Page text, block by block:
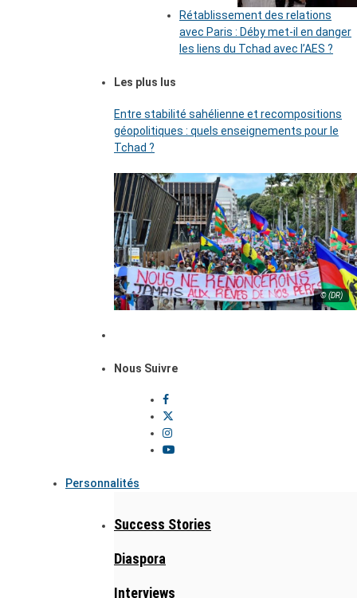
Rétablissement des relations
avec Paris : Déby met-il en danger
les liens du Tchad avec l’AES ?
Les plus lus
Entre stabilité sahélienne et recompositions
géopolitiques : quels enseignements pour le
Tchad ?
© (DR)
Nous Suivre
Personnalités
Success Stories
Diaspora
Interviews